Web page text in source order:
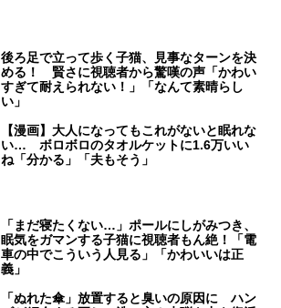
後ろ足で立って歩く子猫、見事なターンを決
める！ 賢さに視聴者から驚嘆の声「かわい
すぎて耐えられない！」「なんて素晴らし
い」
【漫画】大人になってもこれがないと眠れな
い… ボロボロのタオルケットに1.6万いい
ね「分かる」「夫もそう」
「まだ寝たくない…」ポールにしがみつき、
眠気をガマンする子猫に視聴者もん絶！「電
車の中でこういう人見る」「かわいいは正
義」
「ぬれた傘」放置すると臭いの原因に ハン